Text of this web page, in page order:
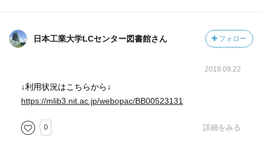
日本工業大学LCセンター図書館さん フォロー
2018.09.22
↓利用状況はこちらから↓
https://mlib3.nit.ac.jp/webopac/BB00523131
0 詳細をみる